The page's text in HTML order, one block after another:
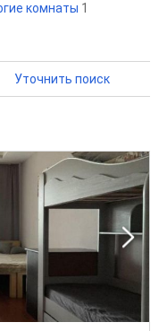
комнаты 1
Уточнить поиск